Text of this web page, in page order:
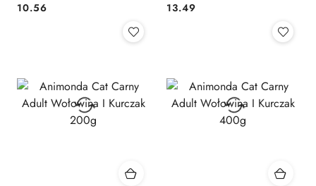
Cena:
10.56 Cena:
13.49